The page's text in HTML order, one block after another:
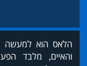
הלאס הוא למעשה
והאיים, מלבד